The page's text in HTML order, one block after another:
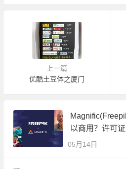
上一篇
优酷土豆体之厦门
以商用？许可证
05月14日